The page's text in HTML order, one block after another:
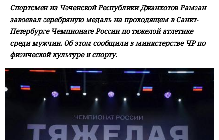
Спортсмен из Чеченской Республики Джанхотов Рамзан
завоевал серебряную медаль на проходящем в Санкт-
Петербурге Чемпионате России по тяжелой атлетике
среди мужчин. Об этом сообщили в министерстве ЧР по
физической культуре и спорту.